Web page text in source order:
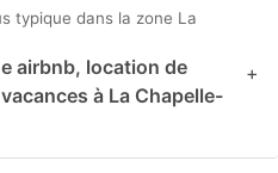
typique dans la zone La
airbnb, location de
à La Chapelle-
+